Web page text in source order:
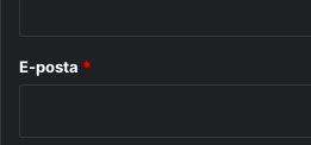
E-posta *